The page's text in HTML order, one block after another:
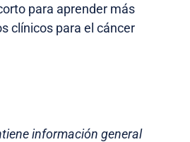
para aprender más
clínicos para el cáncer
información general